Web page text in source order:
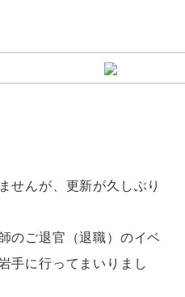
せんが、更新が久しぶり
のご退官（退職）のイベ
手に行ってまいりまし